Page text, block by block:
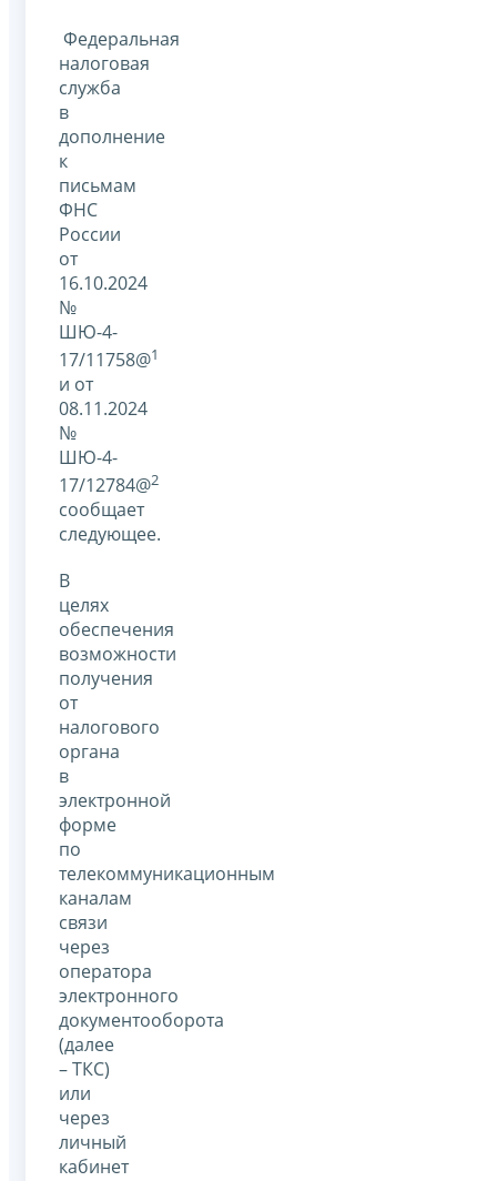
Федеральная
налоговая
служба
в
дополнение
к
письмам
ФНС
России
от
16.10.2024
№
ШЮ-4-
17/11758@1
и от
08.11.2024
№
ШЮ-4-
17/12784@2
сообщает
следующее.
В
целях
обеспечения
возможности
получения
от
налогового
органа
в
электронной
форме
по
телекоммуникационным
каналам
связи
через
оператора
электронного
документооборота
(далее
– ТКС)
или
через
личный
кабинет